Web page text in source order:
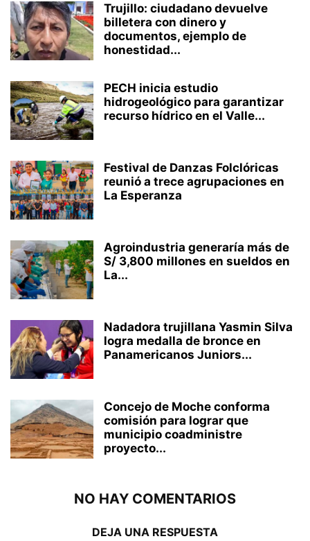
Trujillo: ciudadano devuelve
billetera con dinero y
documentos, ejemplo de
honestidad...
PECH inicia estudio
hidrogeológico para garantizar
recurso hídrico en el Valle...
Festival de Danzas Folclóricas
reunió a trece agrupaciones en
La Esperanza
Agroindustria generaría más de
S/ 3,800 millones en sueldos en
La...
Nadadora trujillana Yasmin Silva
logra medalla de bronce en
Panamericanos Juniors...
Concejo de Moche conforma
comisión para lograr que
municipio coadministre
proyecto...
NO HAY COMENTARIOS
DEJA UNA RESPUESTA